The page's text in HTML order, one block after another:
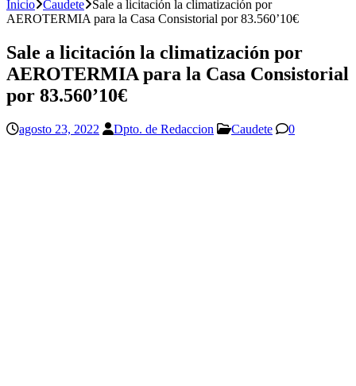
Inicio Caudete
Sale a licitación la climatización por
AEROTERMIA para la Casa Consistorial por 83.560’10€
Sale a licitación la climatización por
AEROTERMIA para la Casa Consistorial
por 83.560’10€
agosto 23, 2022 Dpto. de Redaccion Caudete 0